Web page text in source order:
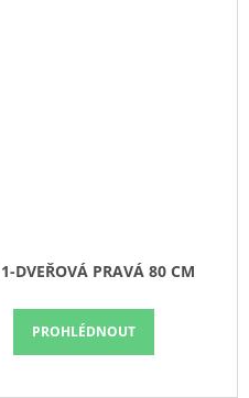
DVEŘOVÁ PRAVÁ 80 CM
PROHLÉDNOUT